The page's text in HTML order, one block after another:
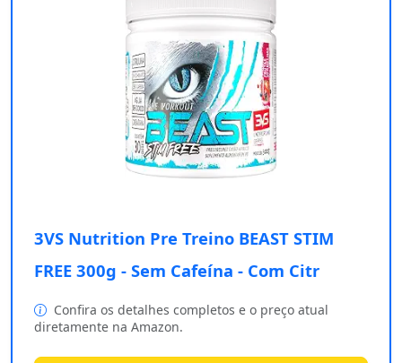
3VS Nutrition Pre Treino BEAST STIM
FREE 300g - Sem Cafeína - Com Citr
Confira os detalhes completos e o preço atual
diretamente na Amazon.